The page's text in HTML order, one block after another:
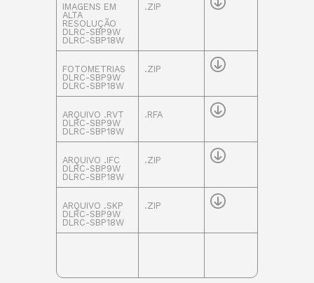
IMAGENS EM
ALTA
RESOLUÇÃO
DLRC-SBP9W
DLRC-SBP18W
.ZIP
FOTOMETRIAS
DLRC-SBP9W
DLRC-SBP18W
.ZIP
ARQUIVO .RVT
DLRC-SBP9W
DLRC-SBP18W
.RFA
ARQUIVO .IFC
DLRC-SBP9W
DLRC-SBP18W
.ZIP
ARQUIVO .SKP
DLRC-SBP9W
DLRC-SBP18W
.ZIP